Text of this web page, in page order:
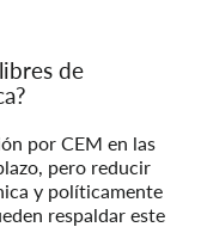
de
por CEM en las
pero reducir
y políticamente
respaldar este